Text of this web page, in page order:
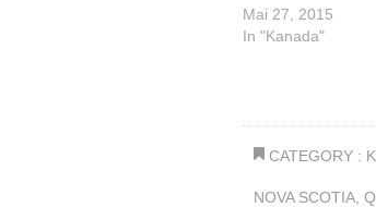
Mai 27, 2015
In "Kanada"
CATEGORY :
NOVA SCOTIA